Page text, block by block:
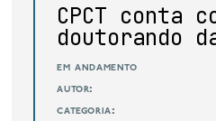
CPCT conta
doutorando
em andamento
autor:
categoria: